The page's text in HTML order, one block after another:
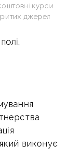
курси
джерел
виконує